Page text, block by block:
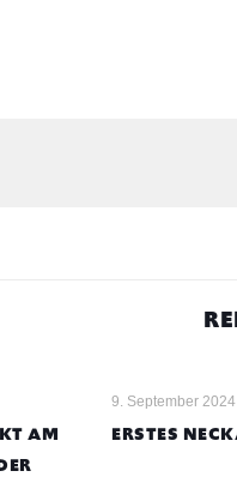
AM
9. September 2024
ERSTES